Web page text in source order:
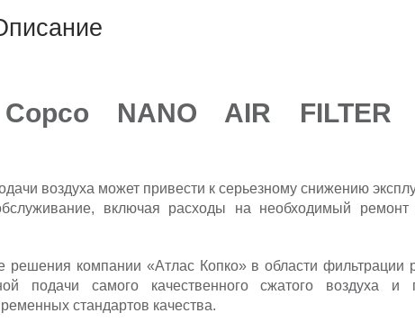
NANO AIR FILTER
воздуха может привести к серьезному снижению
включая расходы на необходимый
решения компании «Атлас Копко» в области фильтрации
подачи самого качественного сжатого воздуха и
стандартов качества.